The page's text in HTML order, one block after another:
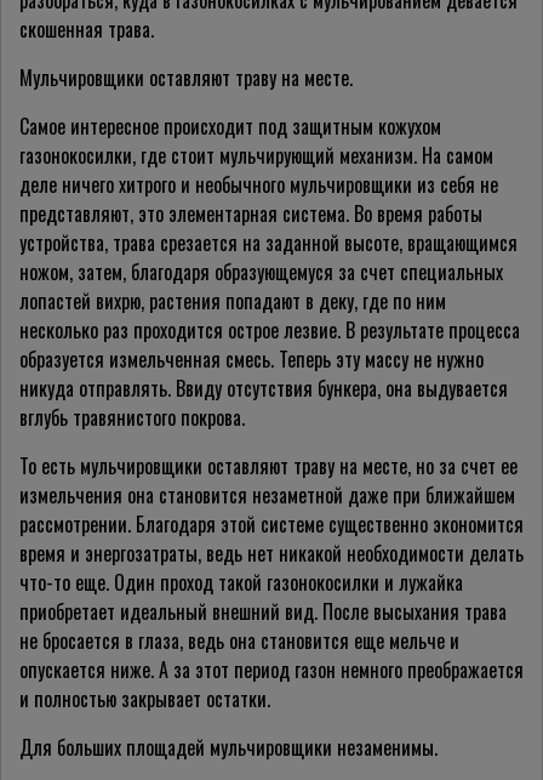
скошенная трава.
Мульчировщики оставляют траву на месте.
Самое интересное происходит под защитным кожухом
газонокосилки, где стоит мульчирующий механизм. На самом
деле ничего хитрого и необычного мульчировщики из себя не
представляют, это элементарная система. Во время работы
устройства, трава срезается на заданной высоте, вращающимся
ножом, затем, благодаря образующемуся за счет специальных
лопастей вихрю, растения попадают в деку, где по ним
несколько раз проходится острое лезвие. В результате процесса
образуется измельченная смесь. Теперь эту массу не нужно
никуда отправлять. Ввиду отсутствия бункера, она выдувается
вглубь травянистого покрова.
То есть мульчировщики оставляют траву на месте, но за счет ее
измельчения она становится незаметной даже при ближайшем
рассмотрении. Благодаря этой системе существенно экономится
время и энергозатраты, ведь нет никакой необходимости делать
что-то еще. Один проход такой газонокосилки и лужайка
приобретает идеальный внешний вид. После высыхания трава
не бросается в глаза, ведь она становится еще мельче и
опускается ниже. А за этот период газон немного преображается
и полностью закрывает остатки.
Для больших площадей мульчировщики незаменимы.